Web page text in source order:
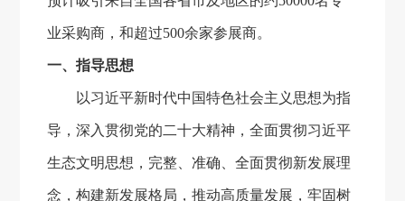
业采购商，和超过500余家参展商。
一、指导思想
以习近平新时代中国特色社会主义思想为指
导，深入贯彻党的二十大精神，全面贯彻习近平
生态文明思想，完整、准确、全面贯彻新发展理
念，构建新发展格局，推动高质量发展，牢固树